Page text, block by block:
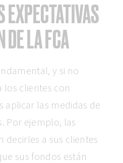
DE LA FCA
y si no
los clientes con
aplicar las medidas de
Por ejemplo, las
decirles a sus clientes
sus fondos están